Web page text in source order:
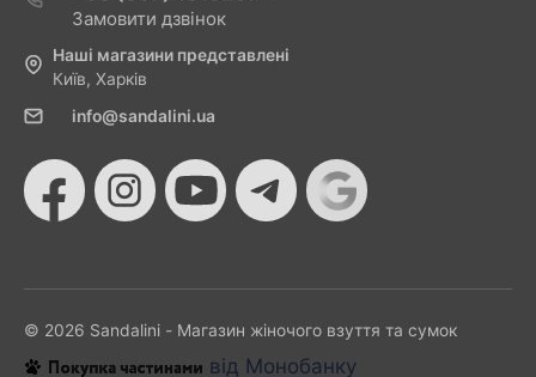
Замовити дзвінок
Наші магазини представлені
Київ, Харків
info@sandalini.ua
© 2026 Sandalini - Магазин жіночого взуття та сумок
від Монобанку